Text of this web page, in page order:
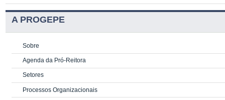
A PROGEPE
Sobre
Agenda da Pró-Reitora
Setores
Processos Organizacionais